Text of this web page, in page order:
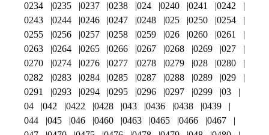
0234
0235 0237 0238 024 0240 0241
0242
0243
0244 0246 0247 0248 025 0250
0254
0255
0256 0257 0258 0259 026 0260
0261
0263
0264 0265 0266 0267 0268 0269
027
0270
0274 0276 0277 0278 0279 028
0280
0282
0283 0284 0285 0287 0288 0289
029
0291
0293 0294 0295 0296 0297 0299
03
04
042 0422 0428 043 0436 0438
0439
044
045 046 0460 0463 0465 0466
0467